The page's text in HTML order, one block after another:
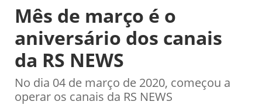
Mês de março é o
aniversário dos canais
da RS NEWS
No dia 04 de março de 2020, começou a
operar os canais da RS NEWS